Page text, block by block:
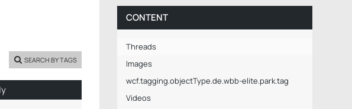
SEARCH BY TAGS
CONTENT
Threads
Images
wcf.tagging.objectType.de.wbb-elite.park.tag
Videos